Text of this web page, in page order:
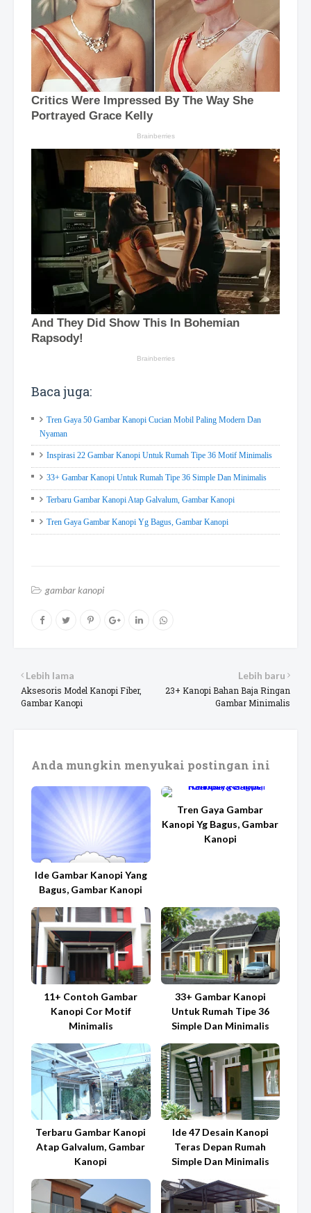
Baca juga:
Tren Gaya 50 Gambar Kanopi Cucian Mobil Paling Modern Dan
Nyaman
Inspirasi 22 Gambar Kanopi Untuk Rumah Tipe 36 Motif Minimalis
33+ Gambar Kanopi Untuk Rumah Tipe 36 Simple Dan Minimalis
Terbaru Gambar Kanopi Atap Galvalum, Gambar Kanopi
Tren Gaya Gambar Kanopi Yg Bagus, Gambar Kanopi
gambar kanopi
Lebih baru
23+ Kanopi Bahan Baja Ringan
Gambar Minimalis
Lebih lama
Aksesoris Model Kanopi Fiber,
Gambar Kanopi
Anda mungkin menyukai postingan ini
Ide Gambar Kanopi Yang
Bagus, Gambar Kanopi
Tren Gaya Gambar
Kanopi Yg Bagus, Gambar
Kanopi
11+ Contoh Gambar
Kanopi Cor Motif
Minimalis
33+ Gambar Kanopi
Untuk Rumah Tipe 36
Simple Dan Minimalis
Terbaru Gambar Kanopi
Atap Galvalum, Gambar
Kanopi
Ide 47 Desain Kanopi
Teras Depan Rumah
Simple Dan Minimalis